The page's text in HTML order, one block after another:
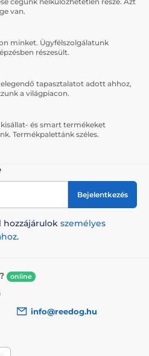
van.
minket. Ügyfélszolgálatunk
részesült.
tapasztalatot adott ahhoz,
a világpiacon.
és smart termékeket
Termékpalettánk széles.
Bejelentkezés
hozzájárulok személyes
.
online
info@reedog.hu